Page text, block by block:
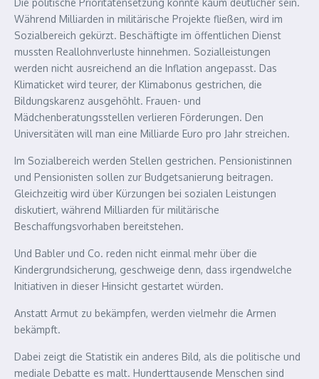
Die politische Prioritätensetzung könnte kaum deutlicher sein.
Während Milliarden in militärische Projekte fließen, wird im
Sozialbereich gekürzt. Beschäftigte im öffentlichen Dienst
mussten Reallohnverluste hinnehmen. Sozialleistungen
werden nicht ausreichend an die Inflation angepasst. Das
Klimaticket wird teurer, der Klimabonus gestrichen, die
Bildungskarenz ausgehöhlt. Frauen- und
Mädchenberatungsstellen verlieren Förderungen. Den
Universitäten will man eine Milliarde Euro pro Jahr streichen.
Im Sozialbereich werden Stellen gestrichen. Pensionistinnen
und Pensionisten sollen zur Budgetsanierung beitragen.
Gleichzeitig wird über Kürzungen bei sozialen Leistungen
diskutiert, während Milliarden für militärische
Beschaffungsvorhaben bereitstehen.
Und Babler und Co. reden nicht einmal mehr über die
Kindergrundsicherung, geschweige denn, dass irgendwelche
Initiativen in dieser Hinsicht gestartet würden.
Anstatt Armut zu bekämpfen, werden vielmehr die Armen
bekämpft.
Dabei zeigt die Statistik ein anderes Bild, als die politische und
mediale Debatte es malt. Hunderttausende Menschen sind